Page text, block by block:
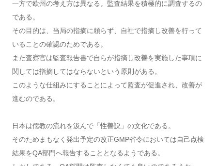
一方で欧州の考え方は異なる。監査結果を積極的に調査するの
である。
その目的は、当局の指摘に頼らず、自社で指摘し改善を行って
いることの確認のためである。
また査察官は監査報告書で自らが指摘し改善を実施した事項に
関しては指摘してはならないという原則がある。
このような仕組みにすることによって監査が促進され、改善が
進むのである。
日本は儒教の流れを汲んで「性善説」の文化である。
そのためまもなく発出予定の改正GMP省令においては自己点検
結果をQA部門へ報告することとなるようである。